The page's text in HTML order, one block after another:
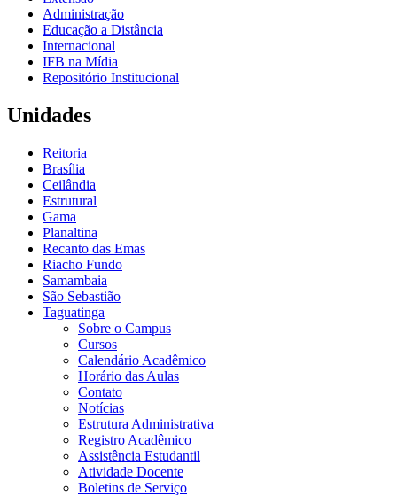
Administração
Educação a Distância
Internacional
IFB na Mídia
Repositório Institucional
Unidades
Reitoria
Brasília
Ceilândia
Estrutural
Gama
Planaltina
Recanto das Emas
Riacho Fundo
Samambaia
São Sebastião
Taguatinga
Sobre o Campus
Cursos
Calendário Acadêmico
Horário das Aulas
Contato
Notícias
Estrutura Administrativa
Registro Acadêmico
Assistência Estudantil
Atividade Docente
Boletins de Serviço